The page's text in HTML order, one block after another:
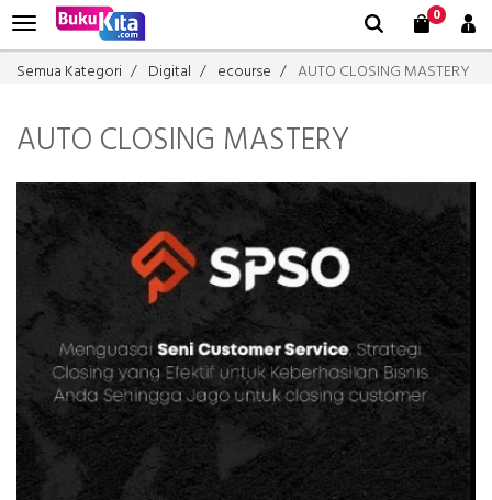
0
Semua Kategori Digital ecourse AUTO CLOSING MASTERY
AUTO CLOSING MASTERY